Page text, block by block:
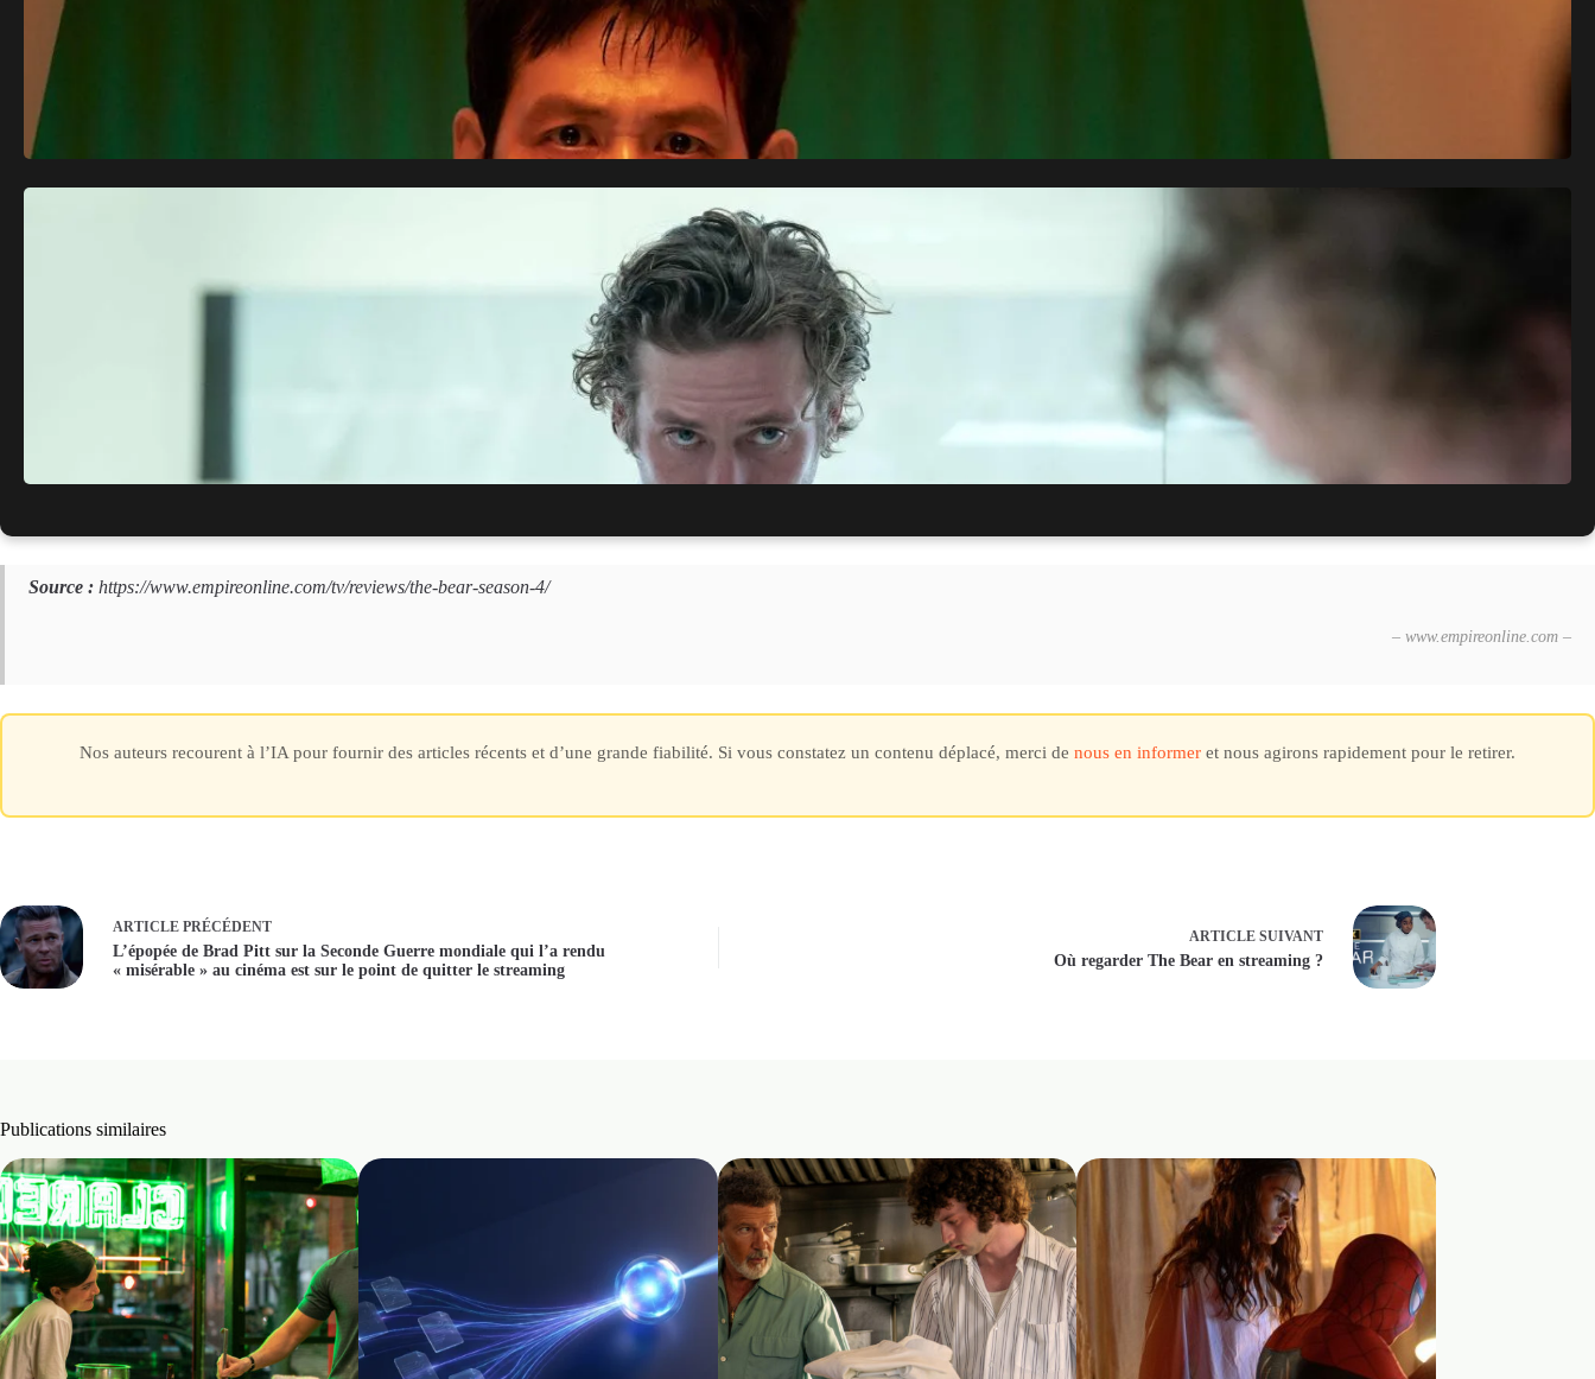
? La star de « Lost » est à la tête du nouveau thriller d’espionnage « Butterfly » dans un premier aperçu explosif de la série
Source : https://www.empireonline.com/tv/reviews/the-bear-season-4/
– www.empireonline.com –
Nos auteurs recourent à l’IA pour fournir des articles récents et d’une grande fiabilité. Si vous constatez un contenu déplacé, merci de nous en informer et nous agirons rapidement pour le retirer.
ARTICLE PRÉCÉDENT
L’épopée de Brad Pitt sur la Seconde Guerre mondiale qui l’a rendu
« misérable » au cinéma est sur le point de quitter le streaming
ARTICLESUIVANT
Où regarder The Bear en streaming ?
Publications similaires